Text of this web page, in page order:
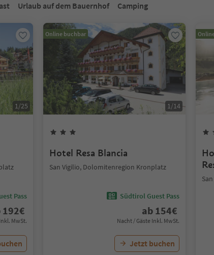
Urlaub auf dem Bauernhof Camping
1/25
Pass
192€
MwSt.
Online buchbar
1/14
Hotel Resa Blancia
San Vigilio, Dolomitenregion Kronplatz
Südtirol Guest Pass
ab 154€
Nacht / Gäste Inkl. MwSt.
Jetzt buchen